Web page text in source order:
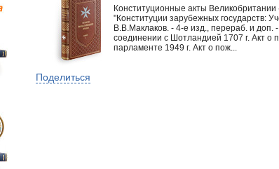
Конституционные акты Великобритании
"Конституции зарубежных государств:
В.В.Маклаков. - 4-е изд., перераб. и доп.
соединении с Шотландией 1707 г. Акт о
парламенте 1949 г. Акт о пож...
Поделиться